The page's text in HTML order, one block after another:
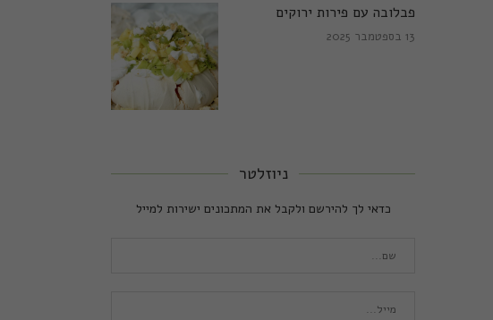
פבלובה עם פירות ירוקים
13 בספטמבר 2025
ניוזלטר
כדאי לך להירשם ולקבל את המתכונים ישירות למייל